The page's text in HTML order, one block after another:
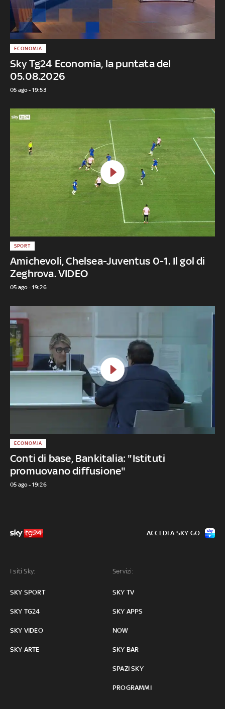
Sky Tg24 Economia, la puntata del
05.08.2026
ECONOMIA
05 ago - 19:53
Amichevoli, Chelsea-Juventus 0-1. Il gol di
Zeghrova. VIDEO
SPORT
05 ago - 19:26
Conti di base, Bankitalia: "Istituti
promuovano diffusione"
ECONOMIA
05 ago - 19:26
I siti Sky:
SKY SPORT
SKY TG24
SKY VIDEO
SKY ARTE
Servizi:
SKY TV
SKY APPS
NOW
SKY BAR
SPAZI SKY
PROGRAMMI
ACCEDI A SKY GO